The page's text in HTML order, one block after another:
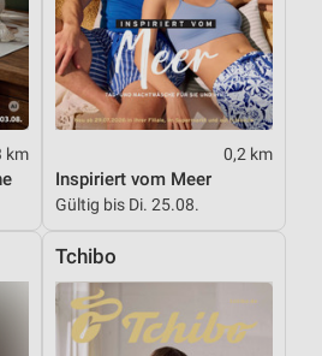
km 0,2 km
Inspiriert vom Meer
Gültig bis Di. 25.08.
Tchibo
angeforderten